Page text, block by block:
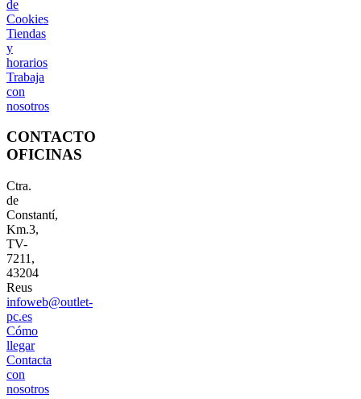
de
Cookies
Tiendas
y
horarios
Trabaja
con
nosotros
CONTACTO
OFICINAS
Ctra.
de
Constantí,
Km.3,
TV-
7211,
43204
Reus
infoweb@outlet-
pc.es
Cómo
llegar
Contacta
con
nosotros